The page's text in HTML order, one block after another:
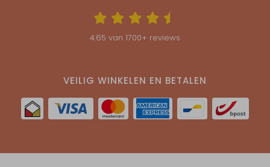
4.65 van 1700+ reviews
VEILIG WINKELEN EN BETALEN